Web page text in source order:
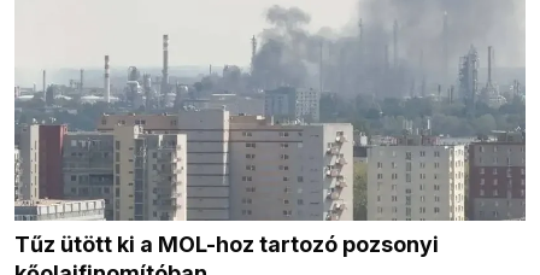
Tűz ütött ki a MOL-hoz tartozó pozsonyi